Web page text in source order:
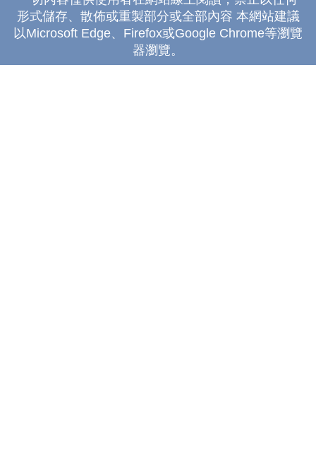
形式儲存、散佈或重製部分或全部內容 本網站建議
以Microsoft Edge、Firefox或Google Chrome等瀏覽
器瀏覽。